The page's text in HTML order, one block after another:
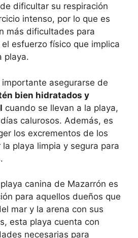
dificultar su respiración
intenso, por lo que es
más dificultades para
esfuerzo físico que implica
playa.
asegurarse de
bien hidratados y
cuando se llevan a la playa,
calurosos. Además, es
los excrementos de los
playa limpia y segura para
canina de Mazarrón es
para aquellos dueños que
mar y la arena con sus
esta playa cuenta con
necesarias para